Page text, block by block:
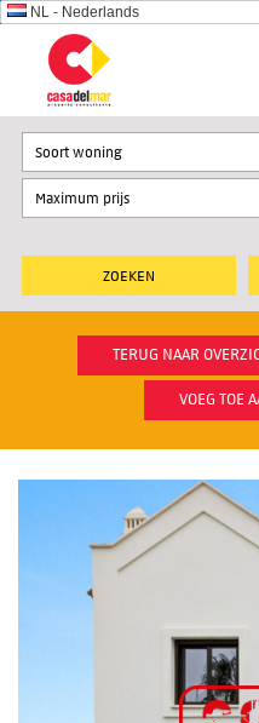
NL - Nederlands
Soort woning
TERUG NAAR
VOEG TOE